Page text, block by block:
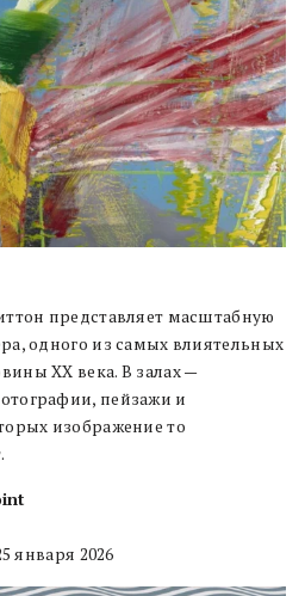
представляет масштабную
одного из самых влиятельных
XX века. В залах —
пейзажи и
изображение то
января 2026